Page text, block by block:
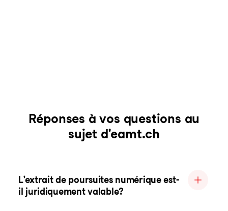
Réponses à vos questions au
sujet d'eamt.ch
L'extrait de poursuites numérique est-
il juridiquement valable?